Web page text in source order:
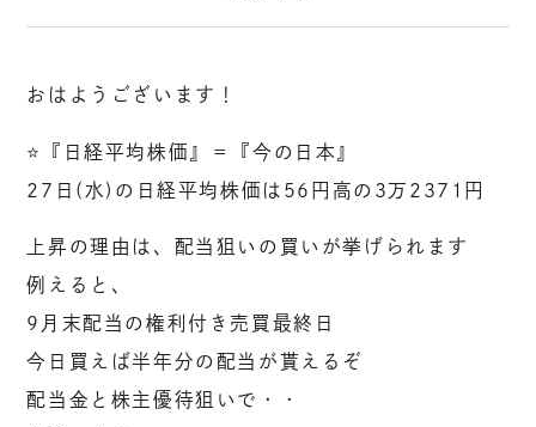
おはようございます！
⭐️『日経平均株価』＝『今の日本』
27日(水)の日経平均株価は56円高の3万2371円
上昇の理由は、配当狙いの買いが挙げられます
例えると、
9月末配当の権利付き売買最終日
今日買えば半年分の配当が貰えるぞ
配当金と株主優待狙いで・・